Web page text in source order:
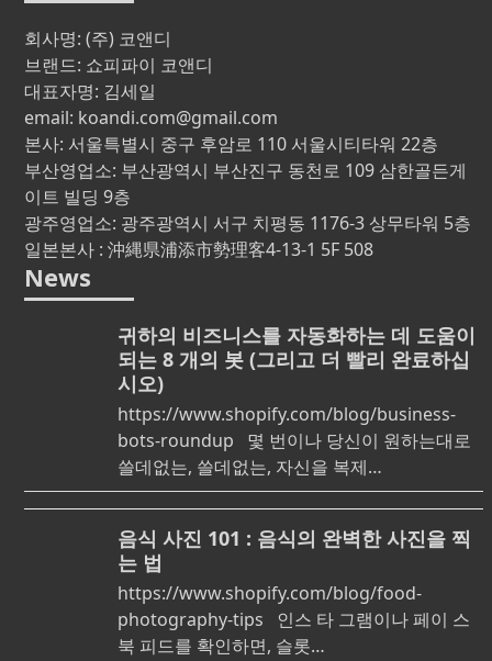
회사명: (주) 코앤디
브랜드: 쇼피파이 코앤디
대표자명: 김세일
email: koandi.com@gmail.com
본사: 서울특별시 중구 후암로 110 서울시티타워 22층
부산영업소: 부산광역시 부산진구 동천로 109 삼한골든게
이트 빌딩 9층
광주영업소: 광주광역시 서구 치평동 1176-3 상무타워 5층
일본본사 : 沖縄県浦添市勢理客4-13-1 5F 508
News
귀하의 비즈니스를 자동화하는 데 도움이
되는 8 개의 봇 (그리고 더 빨리 완료하십
시오)
https://www.shopify.com/blog/business-
bots-roundup 몇 번이나 당신이 원하는대로
쓸데없는, 쓸데없는, 자신을 복제…
음식 사진 101 : 음식의 완벽한 사진을 찍
는 법
https://www.shopify.com/blog/food-
photography-tips 인스 타 그램이나 페이 스
북 피드를 확인하면, 슬롯…